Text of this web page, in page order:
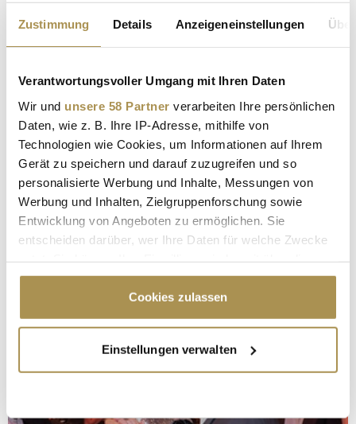
Zustimmung Details Anzeigeneinstellungen
Verantwortungsvoller Umgang mit Ihren Daten
Wir und unsere 58 Partner verarbeiten Ihre persönlichen
Daten, wie z. B. Ihre IP-Adresse, mithilfe von
Technologien wie Cookies, um Informationen auf Ihrem
Gerät zu speichern und darauf zuzugreifen und so
personalisierte Werbung und Inhalte, Messungen von
Werbung und Inhalten, Zielgruppenforschung sowie
Entwicklung von Angeboten zu ermöglichen. Sie
entscheiden darüber, wer Ihre Daten für welche Zwecke
Cookie-Erklärung oder durch Klicken auf das Privacy
Trigger Symbol ändern oder widerrufen
Informationen über Ihre geografische Lage
erfassen, welche bis auf einige Meter genau sein
Cookies zulassen
Einstellungen verwalten